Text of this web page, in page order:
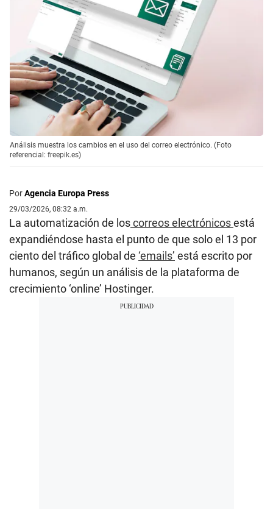
Análisis muestra los cambios en el uso del correo electrónico. (Foto
referencial: freepik.es)
PorAgencia Europa Press
29/03/2026, 08:32 a.m.
La automatización de loscorreos electrónicosestá
expandiéndose hasta el punto de que solo el 13 por
ciento del tráfico global de ‘emails’ está escrito por
humanos, según un análisis de la plataforma de
crecimiento ‘online’ Hostinger.